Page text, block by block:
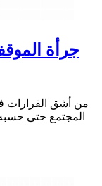
جرأة
من أشق القرارات
المجتمع حتى